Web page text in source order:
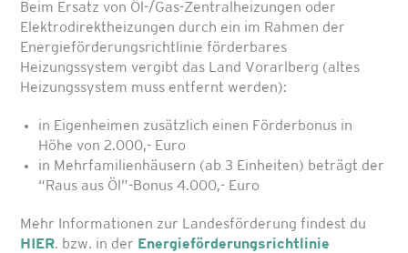
Beim Ersatz von Öl-/Gas-Zentralheizungen oder
Elektrodirektheizungen durch ein im Rahmen der
Energieförderungsrichtlinie förderbares
Heizungssystem vergibt das Land Vorarlberg (altes
Heizungssystem muss entfernt werden):
in Eigenheimen zusätzlich einen Förderbonus in
Höhe von 2.000,- Euro
in Mehrfamilienhäusern (ab 3 Einheiten) beträgt der
“Raus aus Öl”-Bonus 4.000,- Euro
Mehr Informationen zur Landesförderung findest du
HIER. bzw. in der Energieförderungsrichtlinie